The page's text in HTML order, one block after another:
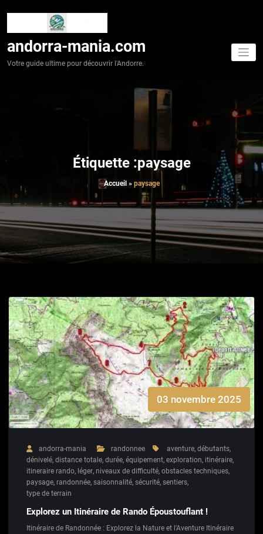
andorra-mania.com
Votre guide ultime pour découvrir l'Andorre.
Étiquette :paysage
Accueil » paysage
03 novembre 2025
andorra-mania randonnee aventure, débutants,
dénivelé, distance totale, durée, équipement, exploration, itinéraire,
itineraire rando, léger, niveaux de difficulté, obstacles techniques,
paysage, randonnée, saisonnalité, sécurité, sentiers,
type de terrain
Explorez un Itinéraire de Rando Époustouflant !
Itinéraire de Randonnée : Explorez la Nature et l'Aventure Itinéraire